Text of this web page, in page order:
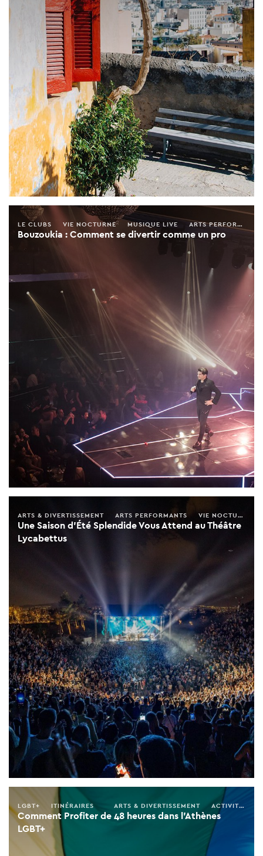
Bouzoukia : Comment se divertir comme un pro
LE CLUBS VIE NOCTURNE MUSIQUE LIVE ARTS PERFORMANTS
Une Saison d'Été Splendide Vous Attend au Théâtre
Lycabettus
ARTS & DIVERTISSEMENT ARTS PERFORMANTS VIE NOCTURNE
Comment Profiter de 48 heures dans l'Athènes
LGBT+
LGBT+ ITINÉRAIRES ARTS & DIVERTISSEMENT ACTIVITÉS